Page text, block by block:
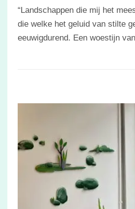
“Landschappen die mij het
die welke het geluid van stilte
eeuwigdurend. Een woestijn